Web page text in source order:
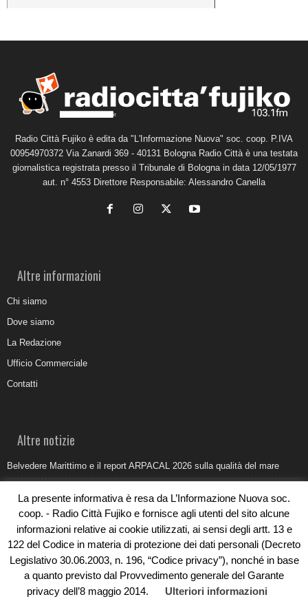
Radio Città Fujiko è edita da "L'Informazione Nuova" soc. coop. P.IVA
00954970372 Via Zanardi 369 - 40131 Bologna Radio Città è una testata
giornalistica registrata presso il Tribunale di Bologna in data 12/05/1977
aut. n° 4553 Direttore Responsabile: Alessandro Canella
Altre informazioni
Chi siamo
Dove siamo
La Redazione
Ufficio Commerciale
Contatti
Altre notizie
Belvedere Marittimo e il report ARPACAL 2026 sulla qualità del mare
Umidità di risalita in casa, come riconoscere i segnali veri
Torna il Sun Donato Festival 2026
Come il busking moderno ridisegna il paesaggio sonoro urbano
La presente informativa è resa da L’Informazione Nuova soc.
coop. - Radio Città Fujiko e fornisce agli utenti del sito alcune
informazioni relative ai cookie utilizzati, ai sensi degli artt. 13 e
122 del Codice in materia di protezione dei dati personali (Decreto
Legislativo 30.06.2003, n. 196, “Codice privacy”), nonché in base
a quanto previsto dal Provvedimento generale del Garante
privacy dell’8 maggio 2014.
Ulteriori informazioni